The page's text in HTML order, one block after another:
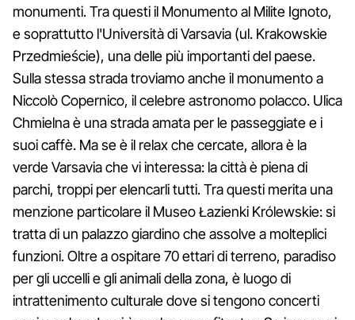
monumenti. Tra questi il Monumento al Milite Ignoto,
e soprattutto l'Università di Varsavia (ul. Krakowskie
Przedmieście), una delle più importanti del paese.
Sulla stessa strada troviamo anche il monumento a
Niccolò Copernico, il celebre astronomo polacco. Ulica
Chmielna è una strada amata per le passeggiate e i
suoi caffè. Ma se è il relax che cercate, allora è la
verde Varsavia che vi interessa: la città è piena di
parchi, troppi per elencarli tutti. Tra questi merita una
menzione particolare il Museo Łazienki Królewskie: si
tratta di un palazzo giardino che assolve a molteplici
funzioni. Oltre a ospitare 70 ettari di terreno, paradiso
per gli uccelli e gli animali della zona, è luogo di
intrattenimento culturale dove si tengono concerti